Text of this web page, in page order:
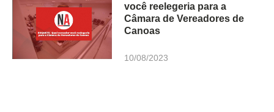
você reelegeria para a
Câmara de Vereadores de
Canoas
10/08/2023